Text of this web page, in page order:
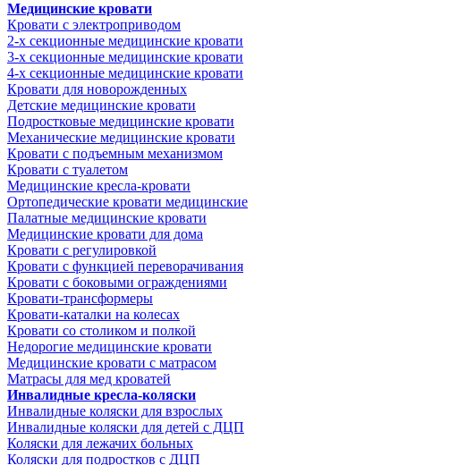
Медицинские кровати
Кровати с электроприводом
2-х секционные медицинские кровати
3-х секционные медицинские кровати
4-х секционные медицинские кровати
Кровати для новорожденных
Детские медицинские кровати
Подростковые медицинские кровати
Механические медицинские кровати
Кровати с подъемным механизмом
Кровати с туалетом
Медицинские крeсла-кровати
Ортопедические кровати медицинские
Палатные медицинские кровати
Медицинские кровати для дома
Кровати с регулировкой
Кровати с функцией переворачивания
Кровати с боковыми ограждениями
Кровати-трансформеры
Кровати-каталки на колесах
Кровати со столиком и полкой
Недорогие медицинские кровати
Медицинские кровати с матрасом
Матрасы для мед кроватей
Инвалидные кресла-коляски
Инвалидные коляски для взрослых
Инвалидные коляски для детей с ДЦП
Коляски для лежачих больных
Коляски для подростков с ДЦП